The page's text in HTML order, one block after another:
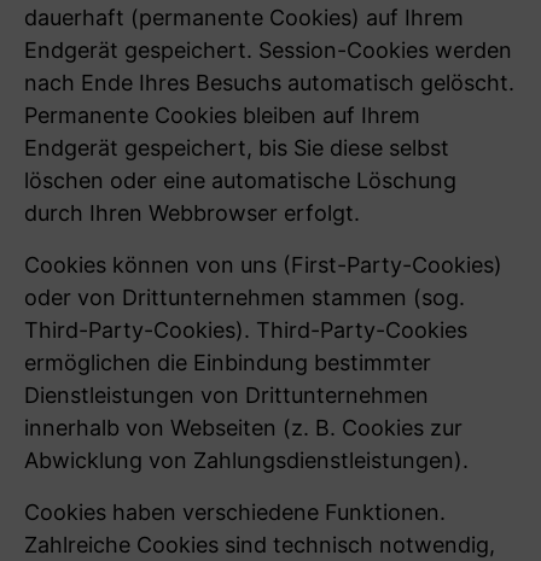
dauerhaft (permanente Cookies) auf Ihrem
Endgerät gespeichert. Session-Cookies werden
nach Ende Ihres Besuchs automatisch gelöscht.
Permanente Cookies bleiben auf Ihrem
Endgerät gespeichert, bis Sie diese selbst
löschen oder eine automatische Löschung
durch Ihren Webbrowser erfolgt.
Cookies können von uns (First-Party-Cookies)
oder von Drittunternehmen stammen (sog.
Third-Party-Cookies). Third-Party-Cookies
ermöglichen die Einbindung bestimmter
Dienstleistungen von Drittunternehmen
innerhalb von Webseiten (z. B. Cookies zur
Abwicklung von Zahlungsdienstleistungen).
Cookies haben verschiedene Funktionen.
Zahlreiche Cookies sind technisch notwendig,